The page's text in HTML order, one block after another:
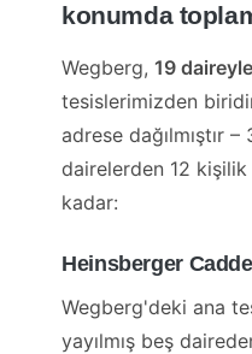
konumda
Wegberg, 19 daireyle
tesislerimizden
adrese dağılmıştır
dairelerden 12
kadar:
Heinsberger
Wegberg'deki ana
yayılmış beş